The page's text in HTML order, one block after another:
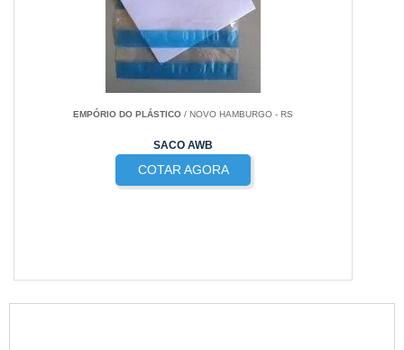
EMPÓRIO DO PLÁSTICO / NOVO HAMBURGO - RS
SACO AWB
COTAR AGORA